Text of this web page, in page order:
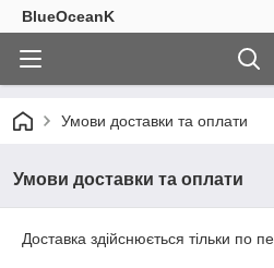
BlueOceanK
Умови доставки та оплати
Умови доставки та оплати
Доставка здійснюється тільки по